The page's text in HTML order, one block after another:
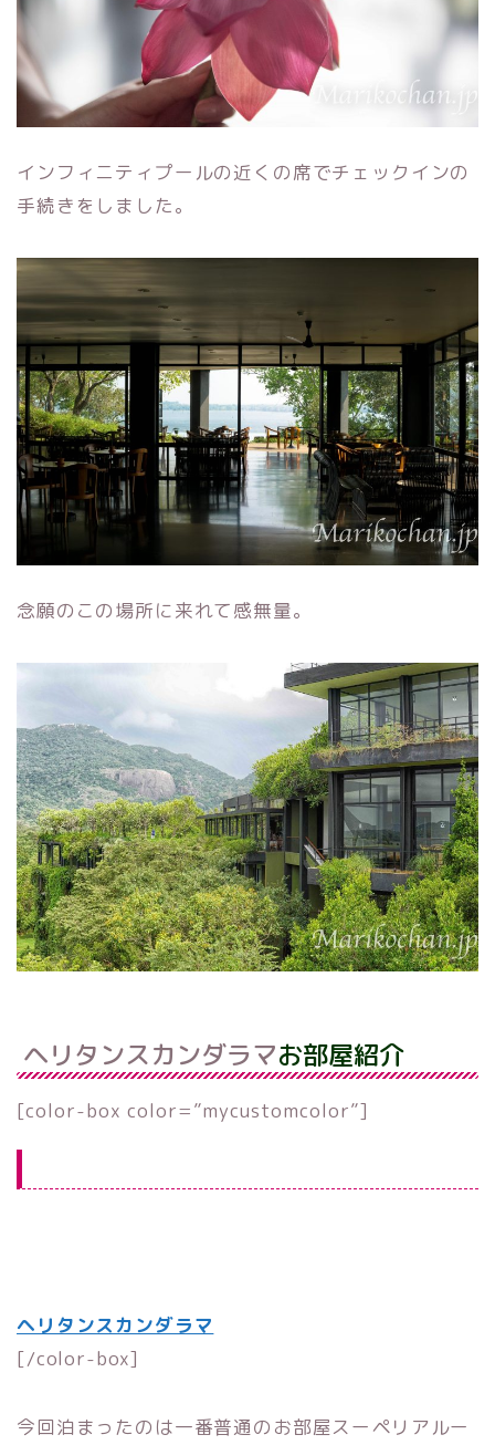
インフィニティプールの近くの席でチェックインの
手続きをしました。
念願のこの場所に来れて感無量。
ヘリタンスカンダラマお部屋紹介
[color-box color=”mycustomcolor”]
ヘリタンスカンダラマ
[/color-box]
今回泊まったのは一番普通のお部屋スーペリアルー